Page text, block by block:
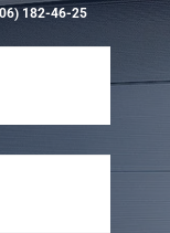
182-46-25